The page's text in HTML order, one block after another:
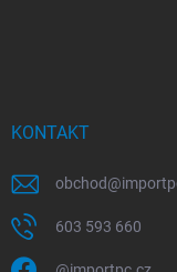
KONTAKT
obchod@
603 593 660